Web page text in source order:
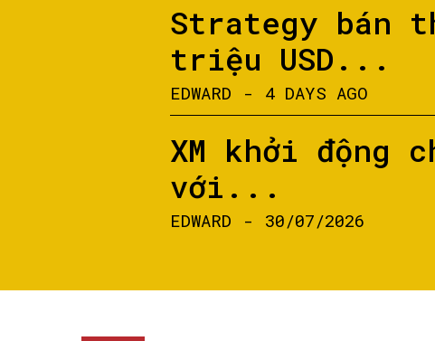
Strategy bán
triệu USD...
EDWARD - 4 DAYS AGO
XM khởi động
với...
EDWARD - 30/07/2026